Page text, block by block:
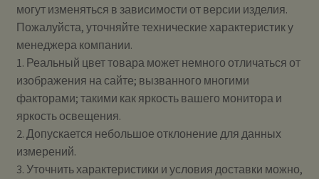
могут изменяться в зависимости от версии изделия.
Пожалуйста, уточняйте технические характеристик у
менеджера компании.
1. Реальный цвет товара может немного отличаться от
изображения на сайте; вызванного многими
факторами; такими как яркость вашего монитора и
яркость освещения.
2. Допускается небольшое отклонение для данных
измерений.
3. Уточнить характеристики и условия доставки можно,